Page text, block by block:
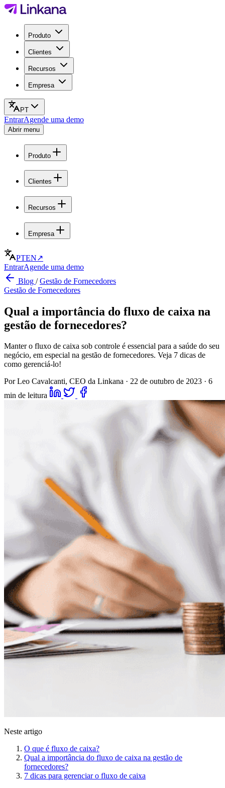
Produto
Clientes
Recursos
Empresa
PT
EntrarAgende uma demo
Abrir menu
Produto
Clientes
Recursos
Empresa
PTEN↗
EntrarAgende uma demo
Blog /Gestão de Fornecedores
Gestão de Fornecedores
Qual a importância do fluxo de caixa na
gestão de fornecedores?
Manter o fluxo de caixa sob controle é essencial para a saúde do seu
negócio, em especial na gestão de fornecedores. Veja 7 dicas de
como gerenciá-lo!
Por Leo Cavalcanti, CEO da Linkana · 22 de outubro de 2023 · 6
min de leitura
Neste artigo
O que é fluxo de caixa?
Qual a importância do fluxo de caixa na gestão de
fornecedores?
7 dicas para gerenciar o fluxo de caixa